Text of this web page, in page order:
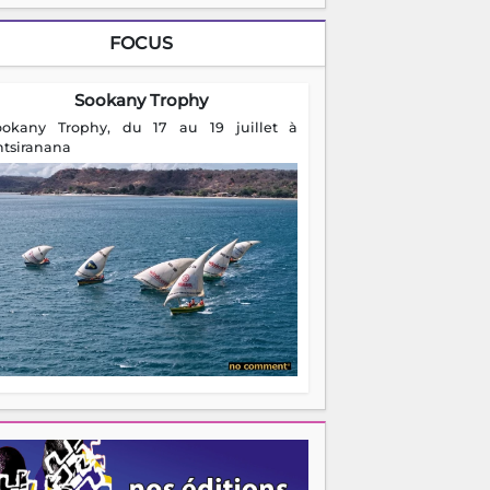
FOCUS
Sookany Trophy
Trophy, du 17 au 19 juillet à